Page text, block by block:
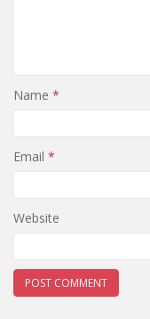
Name *
Email *
Website